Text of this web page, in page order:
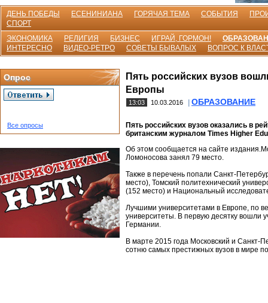
ДЕНЬ ПОБЕДЫ ЕСЕНИНИАНА ГОРЯЧАЯ ТЕМА СОБЫТИЯ
СПОРТ
ЭКОНОМИКА
РЕЛИГИЯ БИЗНЕС ИГРАЙ, ГОРМОН!
ИНТЕРЕСНО
ВИДЕО-РЕТРО СОВЕТЫ БЫВАЛЫХ ВОПРОС К
Опрос
Все опросы
Пять российских вузов
Европы
13:03 10.03.2016 ОБРАЗОВАНИЕ
Пять российских вузов оказались в
британским журналом Times Higher
Об этом сообщается на сайте
Ломоносова занял 79 место.
Также в перечень попали Санкт-
место), Томский политехнический
(152 место) и Национальный
Лучшими университетами в Европе, по
университеты. В первую десятку
Германии.
В марте 2015 года Московский и Санкт-
сотню самых престижных вузов в мире